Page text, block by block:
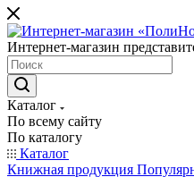
Интернет-магазин
Каталог
По всему сайту
По каталогу
Каталог
Книжная продукция